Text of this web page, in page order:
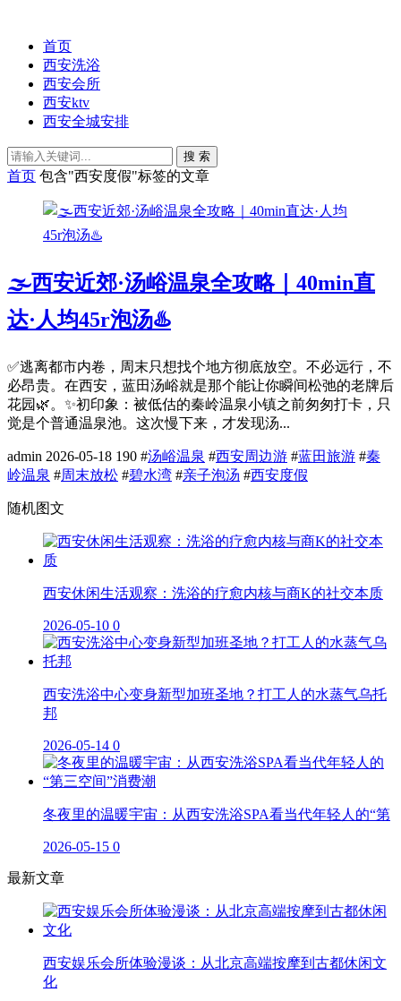
首页
西安洗浴
西安会所
西安ktv
西安全城安排
搜 索
首页 包含"西安度假"标签的文章
🌫️西安近郊·汤峪温泉全攻略｜40min直
达·人均45r泡汤♨️
✅逃离都市内卷，周末只想找个地方彻底放空。不必远行，不
必昂贵。在西安，蓝田汤峪就是那个能让你瞬间松弛的老牌后
花园🌿。✨初印象：被低估的秦岭温泉小镇之前匆匆打卡，只
觉是个普通温泉池。这次慢下来，才发现汤...
admin 2026-05-18 190 #汤峪温泉 #西安周边游 #蓝田旅游 #秦
岭温泉 #周末放松 #碧水湾 #亲子泡汤 #西安度假
随机图文
西安休闲生活观察：洗浴的疗愈内核与商K的社交本质
2026-05-10 0
西安洗浴中心变身新型加班圣地？打工人的水蒸气乌托
邦
2026-05-14 0
冬夜里的温暖宇宙：从西安洗浴SPA看当代年轻人的“第
2026-05-15 0
最新文章
西安娱乐会所体验漫谈：从北京高端按摩到古都休闲文
化